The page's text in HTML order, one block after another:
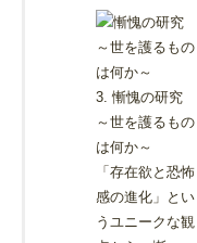
3. 慚愧の研究
～世を護るもの
は何か～
「存在欲と恐怖
感の進化」とい
うユニークな観